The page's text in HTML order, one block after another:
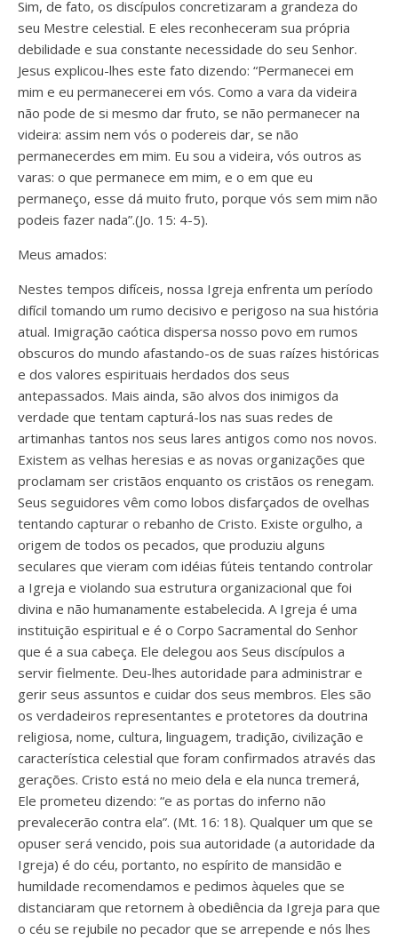
Sim, de fato, os discípulos concretizaram a grandeza do
seu Mestre celestial. E eles reconheceram sua própria
debilidade e sua constante necessidade do seu Senhor.
Jesus explicou-lhes este fato dizendo: “Permanecei em
mim e eu permanecerei em vós. Como a vara da videira
não pode de si mesmo dar fruto, se não permanecer na
videira: assim nem vós o podereis dar, se não
permanecerdes em mim. Eu sou a videira, vós outros as
varas: o que permanece em mim, e o em que eu
permaneço, esse dá muito fruto, porque vós sem mim não
podeis fazer nada”.(Jo. 15: 4-5).
Meus amados:
Nestes tempos difíceis, nossa Igreja enfrenta um período
difícil tomando um rumo decisivo e perigoso na sua história
atual. Imigração caótica dispersa nosso povo em rumos
obscuros do mundo afastando-os de suas raízes históricas
e dos valores espirituais herdados dos seus
antepassados. Mais ainda, são alvos dos inimigos da
verdade que tentam capturá-los nas suas redes de
artimanhas tantos nos seus lares antigos como nos novos.
Existem as velhas heresias e as novas organizações que
proclamam ser cristãos enquanto os cristãos os renegam.
Seus seguidores vêm como lobos disfarçados de ovelhas
tentando capturar o rebanho de Cristo. Existe orgulho, a
origem de todos os pecados, que produziu alguns
seculares que vieram com idéias fúteis tentando controlar
a Igreja e violando sua estrutura organizacional que foi
divina e não humanamente estabelecida. A Igreja é uma
instituição espiritual e é o Corpo Sacramental do Senhor
que é a sua cabeça. Ele delegou aos Seus discípulos a
servir fielmente. Deu-lhes autoridade para administrar e
gerir seus assuntos e cuidar dos seus membros. Eles são
os verdadeiros representantes e protetores da doutrina
religiosa, nome, cultura, linguagem, tradição, civilização e
característica celestial que foram confirmados através das
gerações. Cristo está no meio dela e ela nunca tremerá,
Ele prometeu dizendo: “e as portas do inferno não
prevalecerão contra ela”. (Mt. 16: 18). Qualquer um que se
opuser será vencido, pois sua autoridade (a autoridade da
Igreja) é do céu, portanto, no espírito de mansidão e
humildade recomendamos e pedimos àqueles que se
distanciaram que retornem à obediência da Igreja para que
o céu se rejubile no pecador que se arrepende e nós lhes